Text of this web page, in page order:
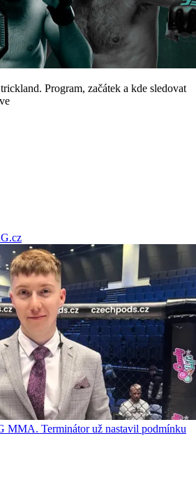
Program, začátek a kde sledovat
MMA. Terminátor už nastavil podmínku